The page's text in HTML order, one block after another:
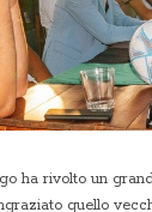
ha rivolto un
quello